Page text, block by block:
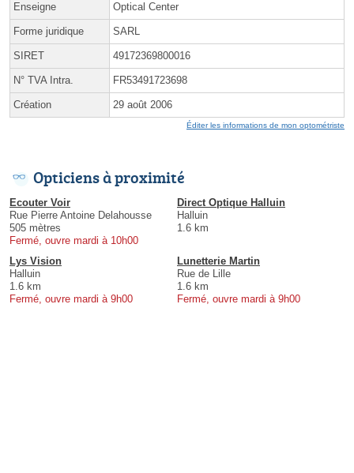
Enseigne Optical Center
Forme juridique SARL
SIRET 49172369800016
N° TVA Intra. FR53491723698
Création 29 août 2006
Éditer les informations de mon optométriste
Opticiens à proximité
Ecouter Voir
Rue Pierre Antoine Delahousse
505 mètres
Fermé, ouvre mardi à 10h00
Direct Optique Halluin
Halluin
1.6 km
Lys Vision
Halluin
1.6 km
Fermé, ouvre mardi à 9h00
Lunetterie Martin
Rue de Lille
1.6 km
Fermé, ouvre mardi à 9h00